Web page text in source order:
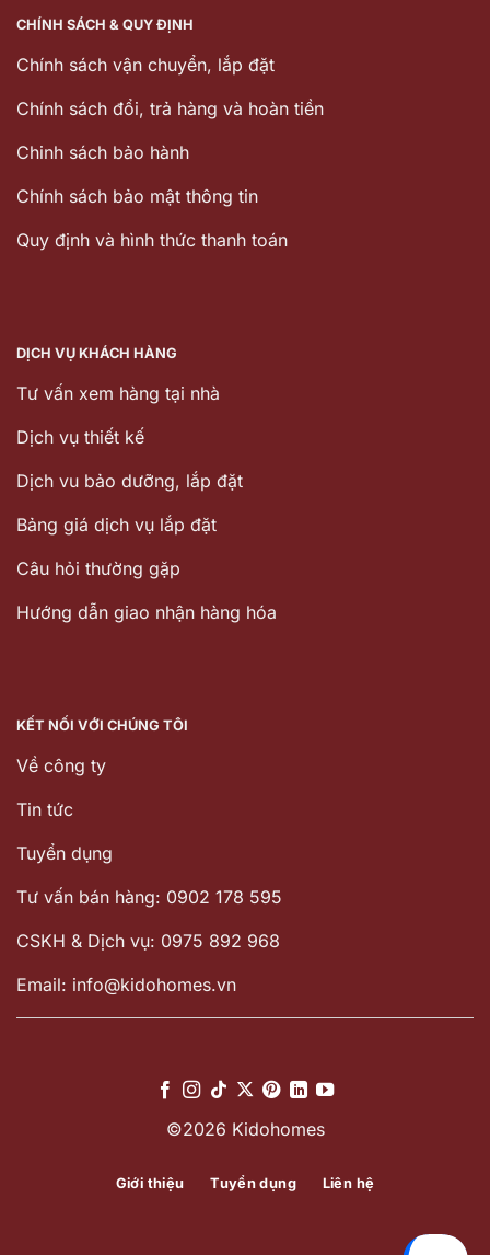
CHÍNH SÁCH & QUY ĐỊNH
Chính sách vận chuyển, lắp đặt
Chính sách đổi, trả hàng và hoàn tiền
Chinh sách bảo hành
Chính sách bảo mật thông tin
Quy định và hình thức thanh toán
DỊCH VỤ KHÁCH HÀNG
Tư vấn xem hàng tại nhà
Dịch vụ thiết kế
Dịch vu bảo dưỡng, lắp đặt
Bảng giá dịch vụ lắp đặt
Câu hỏi thường gặp
Hướng dẫn giao nhận hàng hóa
KẾT NỐI VỚI CHÚNG TÔI
Về công ty
Tin tức
Tuyển dụng
Tư vấn bán hàng: 0902 178 595
CSKH & Dịch vụ: 0975 892 968
Email: info@kidohomes.vn
©2026 Kidohomes
Giới thiệu Tuyển dụng Liên hệ